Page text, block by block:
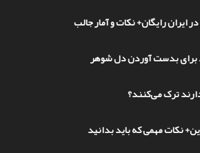
ترک می‌کنند؟
نکات مهمی که باید بدانید